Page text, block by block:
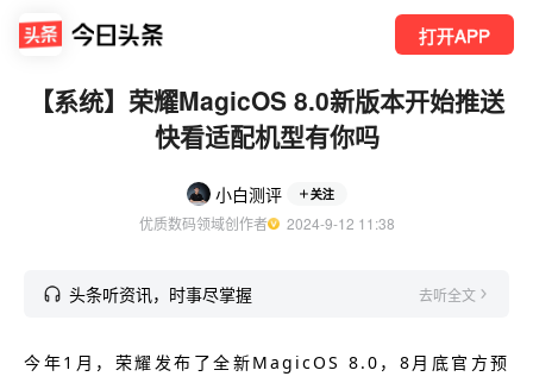
打开APP
【系统】荣耀MagicOS 8.0新版本开始推送
快看适配机型有你吗
小白测评 关注
优质数码领域创作者
  2024-9-12 11:38
头条听资讯，时事尽掌握 去听全文
今年1月，荣耀发布了全新MagicOS 8.0，8月底官方预